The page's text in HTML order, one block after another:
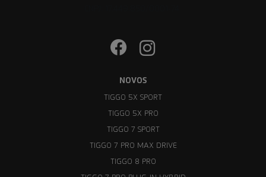
NOVOS
TIGGO 5X SPORT
TIGGO 5X PRO
TIGGO 7 SPORT
TIGGO 7 PRO MAX DRIVE
TIGGO 8 PRO